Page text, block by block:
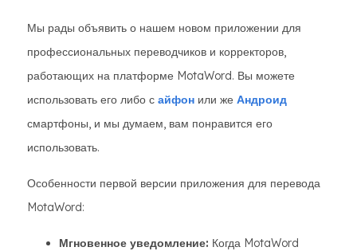
Мы рады объявить о нашем новом приложении для
профессиональных переводчиков и корректоров,
работающих на платформе MotaWord. Вы можете
использовать его либо с айфон или же Андроид
смартфоны, и мы думаем, вам понравится его
использовать.
Особенности первой версии приложения для перевода
MotaWord:
Мгновенное уведомление: Когда MotaWord